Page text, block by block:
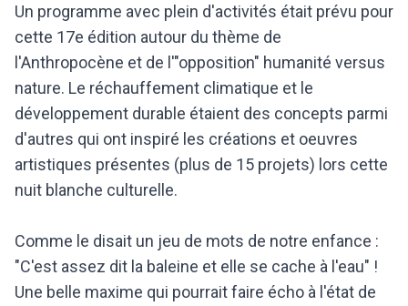
Un programme avec plein d'activités était prévu pour
cette 17e édition autour du thème de
l'Anthropocène et de l'"opposition" humanité versus
nature. Le réchauffement climatique et le
développement durable étaient des concepts parmi
d'autres qui ont inspiré les créations et oeuvres
artistiques présentes (plus de 15 projets) lors cette
nuit blanche culturelle.
Comme le disait un jeu de mots de notre enfance :
"C'est assez dit la baleine et elle se cache à l'eau" !
Une belle maxime qui pourrait faire écho à l'état de